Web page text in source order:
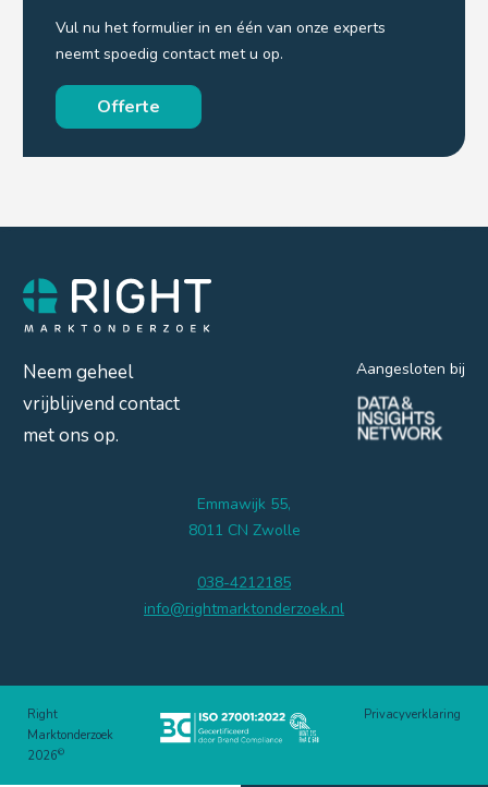
Vul nu het formulier in en één van onze experts
neemt spoedig contact met u op.
Offerte
Neem geheel
vrijblijvend contact
met ons op.
Aangesloten bij
Emmawijk 55,
8011 CN Zwolle
038-4212185
info@rightmarktonderzoek.nl
Right
Marktonderzoek
2026©
Privacyverklaring